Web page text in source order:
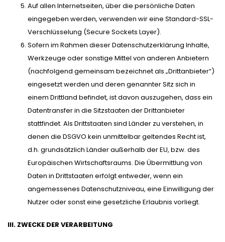
Auf allen Internetseiten, über die persönliche Daten
eingegeben werden, verwenden wir eine Standard-SSL-
Verschlüsselung (Secure Sockets Layer).
Sofern im Rahmen dieser Datenschutzerklärung Inhalte,
Werkzeuge oder sonstige Mittel von anderen Anbietern
(nachfolgend gemeinsam bezeichnet als „Drittanbieter“)
eingesetzt werden und deren genannter Sitz sich in
einem Drittland befindet, ist davon auszugehen, dass ein
Datentransfer in die Sitzstaaten der Drittanbieter
stattfindet. Als Drittstaaten sind Länder zu verstehen, in
denen die DSGVO kein unmittelbar geltendes Recht ist,
d.h. grundsätzlich Länder außerhalb der EU, bzw. des
Europäischen Wirtschaftsraums. Die Übermittlung von
Daten in Drittstaaten erfolgt entweder, wenn ein
angemessenes Datenschutzniveau, eine Einwilligung der
Nutzer oder sonst eine gesetzliche Erlaubnis vorliegt.
III. ZWECKE DER VERARBEITUNG